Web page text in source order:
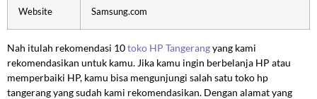
Website Samsung.com
Nah itulah rekomendasi 10toko HP Tangerangyang kami
rekomendasikan untuk kamu. Jika kamu ingin berbelanja HP atau
memperbaiki HP, kamu bisa mengunjungi salah satu toko hp
tangerang yang sudah kami rekomendasikan. Dengan alamat yang